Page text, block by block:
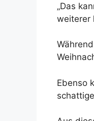
„Das
weiterer
Ebenso